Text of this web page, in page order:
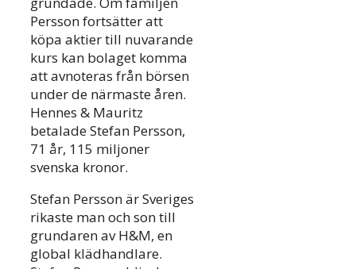
Persson fortsätter att
köpa aktier till nuvarande
kurs kan bolaget komma
att avnoteras från börsen
under de närmaste åren.
Hennes & Mauritz
betalade Stefan Persson,
71 år, 115 miljoner
svenska kronor.
Stefan Persson är Sveriges
rikaste man och son till
grundaren av H&M, en
global klädhandlare.